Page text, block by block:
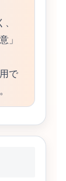
」
で